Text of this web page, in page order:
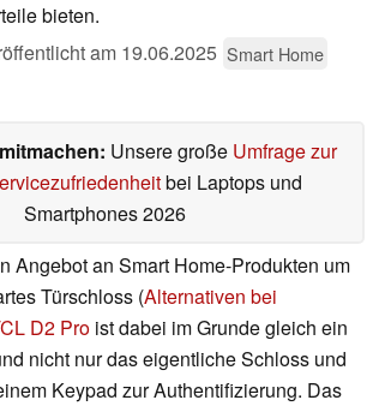
bieten.
am 19.06.2025 Smart Home
Unsere große Umfrage zur
bei Laptops und
Smartphones 2026
Angebot an Smart Home-Produkten um
Türschloss (Alternativen bei
D2 Pro ist dabei im Grunde gleich ein
nicht nur das eigentliche Schloss und
Keypad zur Authentifizierung. Das